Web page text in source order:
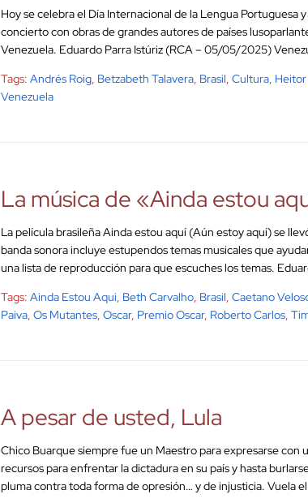
Hoy se celebra el Día Internacional de la Lengua Portuguesa
concierto con obras de grandes autores de países
Venezuela. Eduardo Parra Istúriz (RCA – 05/05/2025)
Tags: Andrés Roig, Betzabeth Talavera, Brasil, Cultura,
Venezuela
La música de «Ainda estou
La película brasileña Ainda estou aquí (Aún estoy aquí) se
banda sonora incluye estupendos temas musicales que
una lista de reproducción para que escuches los temas.
Tags: Ainda Estou Aqui, Beth Carvalho, Brasil, Caetano
Paiva, Os Mutantes, Oscar, Premio Oscar, Roberto Carlos,
A pesar de usted, Lula
Chico Buarque siempre fue un Maestro para expresarse con
recursos para enfrentar la dictadura en su país y hasta
pluma contra toda forma de opresión… y de injusticia. Vuela